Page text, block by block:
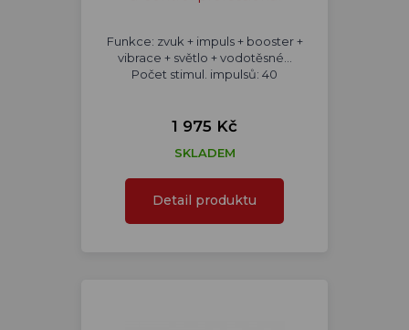
Funkce: zvuk + impuls + booster +
vibrace + světlo + vodotěsné...
Počet stimul. impulsů: 40
1 975 Kč
SKLADEM
Detail produktu